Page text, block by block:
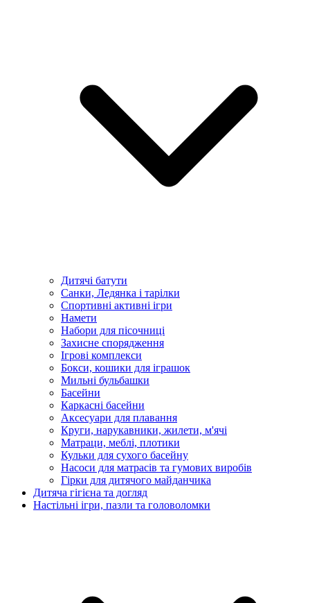
Дитячі батути
Санки, Ледянка і тарілки
Спортивні активні ігри
Намети
Набори для пісочниці
Захисне спорядження
Ігрові комплекси
Бокси, кошики для іграшок
Мильні бульбашки
Басейни
Каркасні басейни
Аксесуари для плавання
Круги, нарукавники, жилети, м'ячі
Матраци, меблі, плотики
Кульки для сухого басейну
Насоси для матрасів та гумових виробів
Гірки для дитячого майданчика
Дитяча гігієна та догляд
Настільні ігри, пазли та головоломки